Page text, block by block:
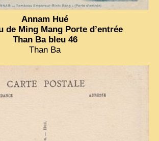
EDUCATION, RELIGION...
TRANSPORTS
Annam Hué
de Ming Mang Porte d’entrée
Than Ba bleu 46
Than Ba